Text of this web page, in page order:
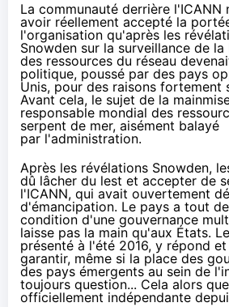
La communauté derrière l'ICANN
avoir réellement accepté la
l'organisation qu'après les
Snowden sur la surveillance de la
des ressources du réseau
politique, poussé par des pays
Unis, pour des raisons fortement
Avant cela, le sujet de la
responsable mondial des
serpent de mer, aisément balayé
par l'administration.
Après les révélations Snowden,
dû lâcher du lest et accepter de
l'ICANN, qui avait ouvertement
d'émancipation. Le pays a tout
condition d'une gouvernance
laisse pas la main qu'aux États.
présenté à l'été 2016, y répond
garantir, même si la place des
des pays émergents au sein de
toujours question... Cela alors
officiellement indépendante